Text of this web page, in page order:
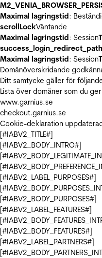
Maximal lagringstid:
scrollLockVäntande
Maximal lagringstid: Session
success_login_redirect_path
Maximal lagringstid: Session
Domänöverskridande
Ditt samtycke gäller för
Lista över domäner som du
www.garnius.se
checkout.garnius.se
Cookie-deklaration
[#IABV2_TITLE#]
[#IABV2_BODY_INTRO#]
[#IABV2_LABEL_PURPOSES#]
[#IABV2_BODY_PURPOSES#]
[#IABV2_LABEL_FEATURES#]
[#IABV2_BODY_FEATURES#]
[#IABV2_LABEL_PARTNERS#]